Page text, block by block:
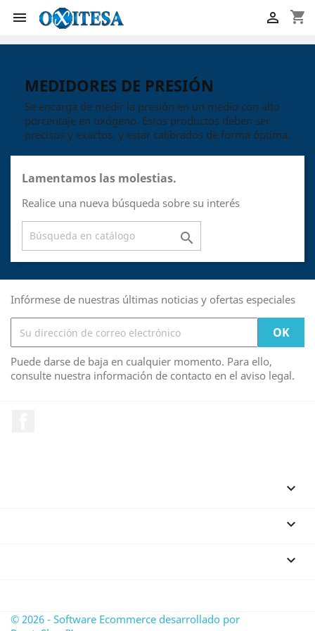
 shopping_cart

MEDIDORES DE PRESIÓN
Se encarga de medir la presión en un medio con alto
porcentaje en oxógeno. Estos productos deben ser
precisos y exactos, y estar calibrados de forma óptima.
Lamentamos las molestias.
Realice una nueva búsqueda sobre su interés

Infórmese de nuestras últimas noticias y ofertas especiales
Puede darse de baja en cualquier momento. Para ello,
consulte nuestra información de contacto en el aviso legal.



© 2026 - Software Ecommerce desarrollado por